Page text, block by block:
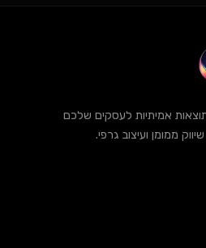
לעסקים שלכם
ועיצוב גרפי.